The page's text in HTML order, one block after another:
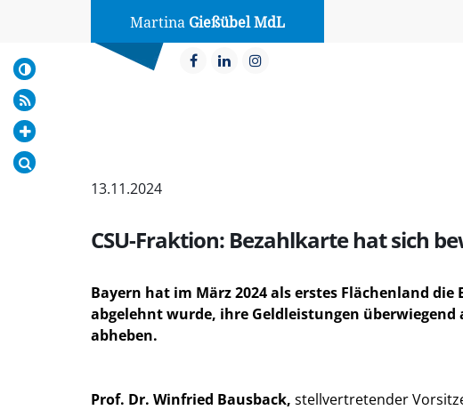
Martina Gießübel MdL
13.11.2024
CSU-Fraktion: Bezahlkarte hat sich
Bayern hat im März 2024 als erstes Flächenland
abgelehnt wurde, ihre Geldleistungen
abheben.
Prof. Dr. Winfried Bausback, stellvertretender